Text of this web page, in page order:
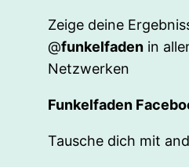
Zeige deine
@funkelfaden in
Netzwerken
Funkelfaden
Tausche dich mit